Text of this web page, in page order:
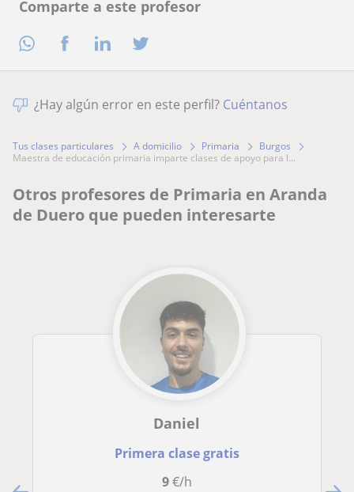
Comparte a este profesor
¿Hay algún error en este perfil? Cuéntanos
Tus clases particulares A domicilio Primaria
Burgos
maestra de educación primaria imparte clases de apoyo para l...
Otros profesores de Primaria en Aranda
de Duero que pueden interesarte
Daniel
Primera clase gratis
9€/h